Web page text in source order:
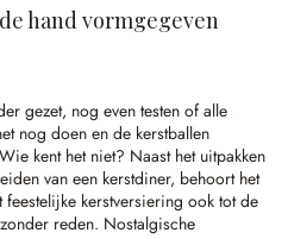
hand vormgegeven
gezet, nog even testen of alle
nog doen en de kerstballen
kent het niet? Naast het uitpakken
van een kerstdiner, behoort het
kerstversiering ook tot de
reden. Nostalgische